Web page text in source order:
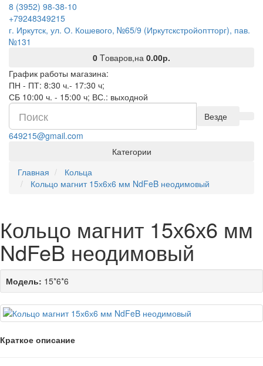
8 (3952) 98-38-10
+79248349215
г. Иркутск, ул. О. Кошевого, №65/9 (Иркутскстройоптторг), пав.
№131
0 Tоваров,на 0.00р.
График работы магазина:
ПН - ПТ: 8:30 ч.- 17:30 ч;
СБ 10:00 ч. - 15:00 ч; ВС.: выходной
Везде
649215@gmail.com
Категории
Главная
Кольца
Кольцо магнит 15х6х6 мм NdFeB неодимовый
Кольцо магнит 15х6х6 мм
NdFeB неодимовый
Модель: 15*6*6
Краткое описание